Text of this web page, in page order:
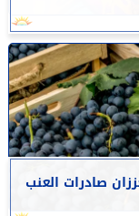
صادرات العنب